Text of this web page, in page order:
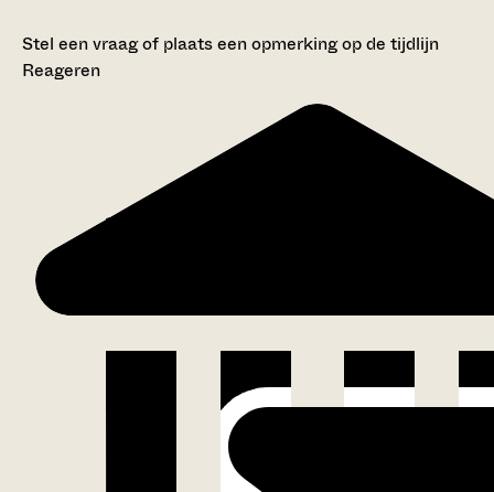
Stel een vraag of plaats een opmerking op de tijdlijn
Reageren